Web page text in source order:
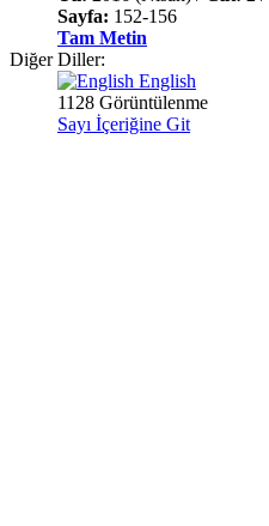
Sayfa: 152-156
Tam Metin
Diğer Diller:
English
1128 Görüntülenme
Sayı İçeriğine Git